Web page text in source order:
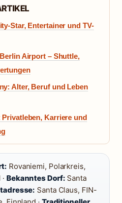
Star, Entertainer und TV-
Airport – Shuttle,
Alter, Beruf und Leben
Karriere und
Rovaniemi, Polarkreis,
Bekanntes Dorf: Santa
Santa Claus, FIN-